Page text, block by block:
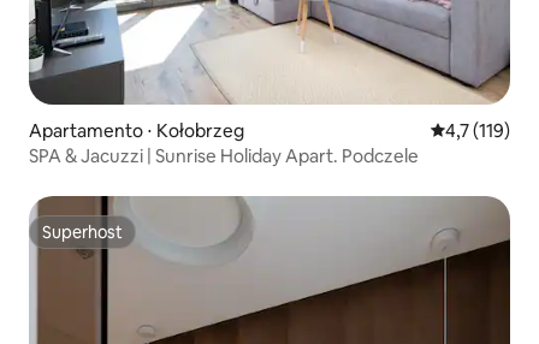
Apartamento ⋅ Kołobrzeg 4,7 de uma
4,7 (119)
SPA & Jacuzzi | Sunrise Holiday Apart. Podczele
Superhost
Superhost